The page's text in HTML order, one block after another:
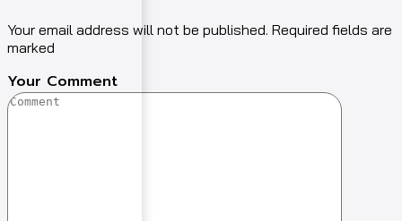
Your email address will not be published. Required fields are
marked
Your Comment